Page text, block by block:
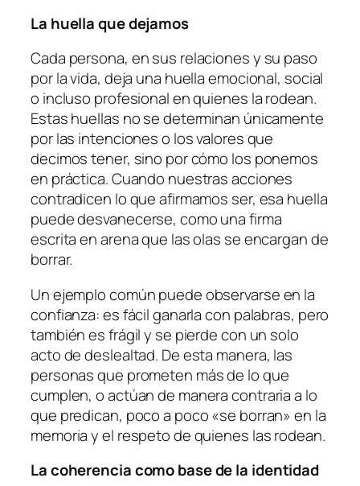
La huella que dejamos
Cada persona, en sus relaciones y su paso
por la vida, deja una huella emocional, social
o incluso profesional en quienes la rodean.
Estas huellas no se determinan únicamente
por las intenciones o los valores que
decimos tener, sino por cómo los ponemos
en práctica. Cuando nuestras acciones
contradicen lo que afirmamos ser, esa huella
puede desvanecerse, como una firma
escrita en arena que las olas se encargan de
borrar.
Un ejemplo común puede observarse en la
confianza: es fácil ganarla con palabras, pero
también es frágil y se pierde con un solo
acto de deslealtad. De esta manera, las
personas que prometen más de lo que
cumplen, o actúan de manera contraria a lo
que predican, poco a poco «se borran» en la
memoria y el respeto de quienes las rodean.
La coherencia como base de la identidad